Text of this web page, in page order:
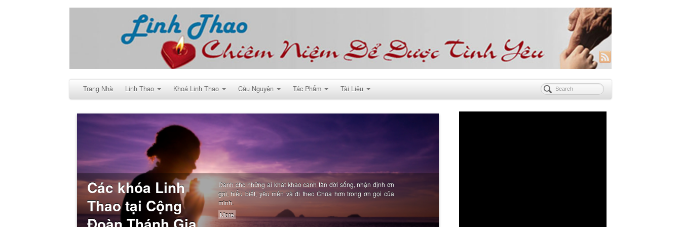
Trang Nhà Linh Thao Khoá Linh Thao Cầu Nguyện Tác Phẩm Tài Liệu
Các khóa Linh
Thao tại Cộng
Dành cho những ai khát khao canh tân đời sống, nhận định ơn
gọi, hiểu biết, yêu mến và đi theo Chúa hơn trong ơn gọi của
mình.
More